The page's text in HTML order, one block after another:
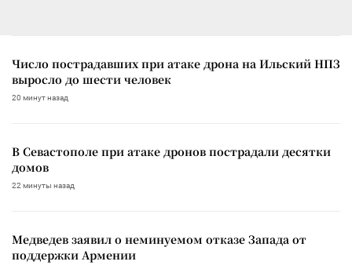
Число пострадавших при атаке дрона на Ильский НПЗ
выросло до шести человек
20 минут назад
В Севастополе при атаке дронов пострадали десятки
домов
22 минуты назад
Медведев заявил о неминуемом отказе Запада от
поддержки Армении